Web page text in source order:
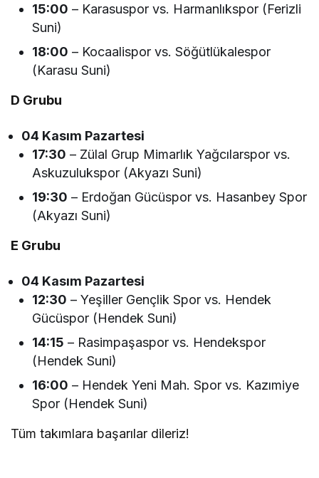
15:00 – Karasuspor vs. Harmanlıkspor (Ferizli
Suni)
18:00 – Kocaalispor vs. Söğütlükalespor
(Karasu Suni)
D Grubu
04 Kasım Pazartesi
17:30 – Zülal Grup Mimarlık Yağcılarspor vs.
Askuzulukspor (Akyazı Suni)
19:30 – Erdoğan Gücüspor vs. Hasanbey Spor
(Akyazı Suni)
E Grubu
04 Kasım Pazartesi
12:30 – Yeşiller Gençlik Spor vs. Hendek
Gücüspor (Hendek Suni)
14:15 – Rasimpaşaspor vs. Hendekspor
(Hendek Suni)
16:00 – Hendek Yeni Mah. Spor vs. Kazımiye
Spor (Hendek Suni)
Tüm takımlara başarılar dileriz!